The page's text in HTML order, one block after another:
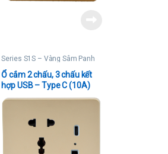
Series S1S – Vàng Sâm Panh
Ổ cắm 2 chấu, 3 chấu kết
hợp USB – Type C (10A)